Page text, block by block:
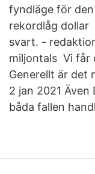
fyndläge för
rekordlåg dollar
svart. -
miljontals Vi får
Generellt är det
2 jan 2021
båda fallen